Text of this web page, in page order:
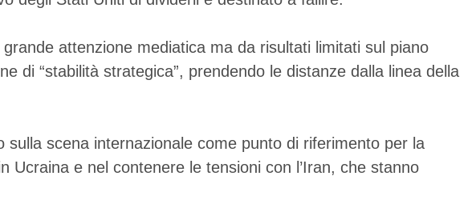
attenzione mediatica ma da risultati limitati sul piano
di “stabilità strategica”, prendendo le distanze dalla linea della
scena internazionale come punto di riferimento per la
e nel contenere le tensioni con l’Iran, che stanno